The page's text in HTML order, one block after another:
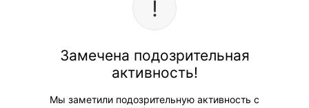
Замечена подозрительная
активность!
Мы заметили подозрительную активность с